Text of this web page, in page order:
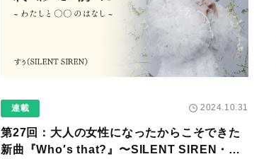
連載 2024.10.31
第27回：大人の女性になったからこそできた
新曲『Who′s that?』〜SILENT SIREN・す